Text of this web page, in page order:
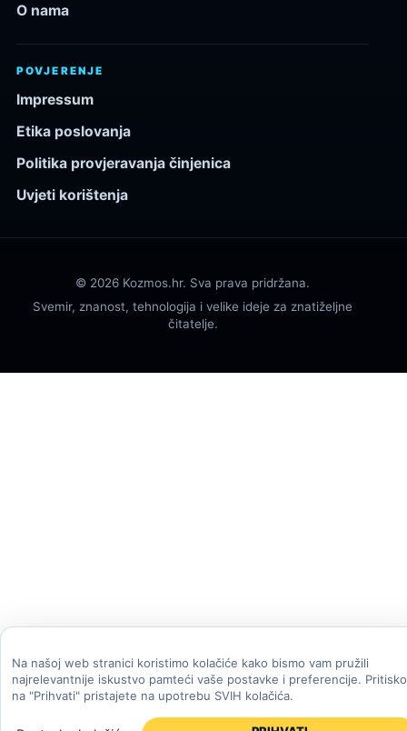
O nama
POVJERENJE
Impressum
Etika poslovanja
Politika provjeravanja činjenica
Uvjeti korištenja
© 2026 Kozmos.hr. Sva prava pridržana.
Svemir, znanost, tehnologija i velike ideje za znatiželjne
čitatelje.
Na našoj web stranici koristimo kolačiće kako bismo vam pružili
najrelevantnije iskustvo pamteći vaše postavke i preferencije.
na "Prihvati" pristajete na upotrebu SVIH kolačića.